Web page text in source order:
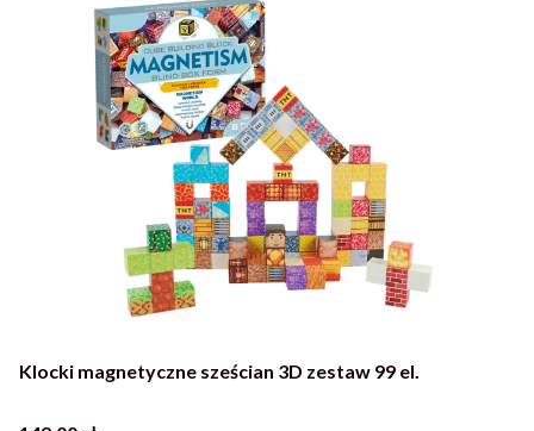
Klocki magnetyczne sześcian 3D zestaw 99 el.